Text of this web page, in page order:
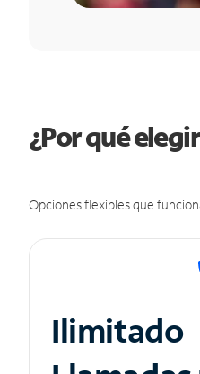
¿Por qué
Opciones flexibles que
Ilimitado